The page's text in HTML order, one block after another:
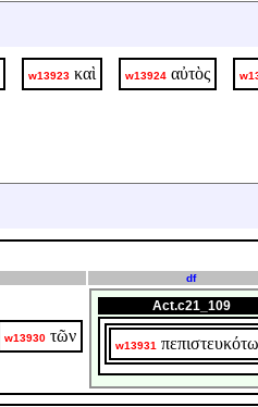
w13923 καὶ w13924 αὐτὸς
df
w13930 τῶν
Act.c21_109
w13931